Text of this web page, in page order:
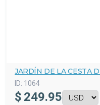
JARDÍN DE LA CESTA
ID: 1064
$ 249.95